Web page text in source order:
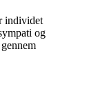
individet
og